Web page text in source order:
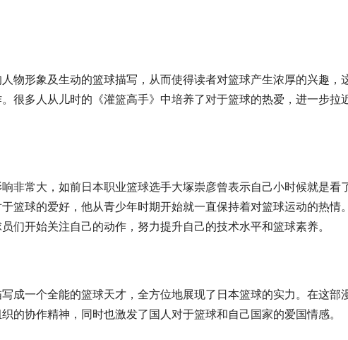
物形象及生动的篮球描写，从而使得读者对篮球产生浓厚的兴趣，
很多人从儿时的《灌篮高手》中培养了对于篮球的热爱，进一步拉
非常大，如前日本职业篮球选手大塚崇彦曾表示自己小时候就是看
篮球的爱好，他从青少年时期开始就一直保持着对篮球运动的热情
们开始关注自己的动作，努力提升自己的技术水平和篮球素养。
成一个全能的篮球天才，全方位地展现了日本篮球的实力。在这部
的协作精神，同时也激发了国人对于篮球和自己国家的爱国情感。